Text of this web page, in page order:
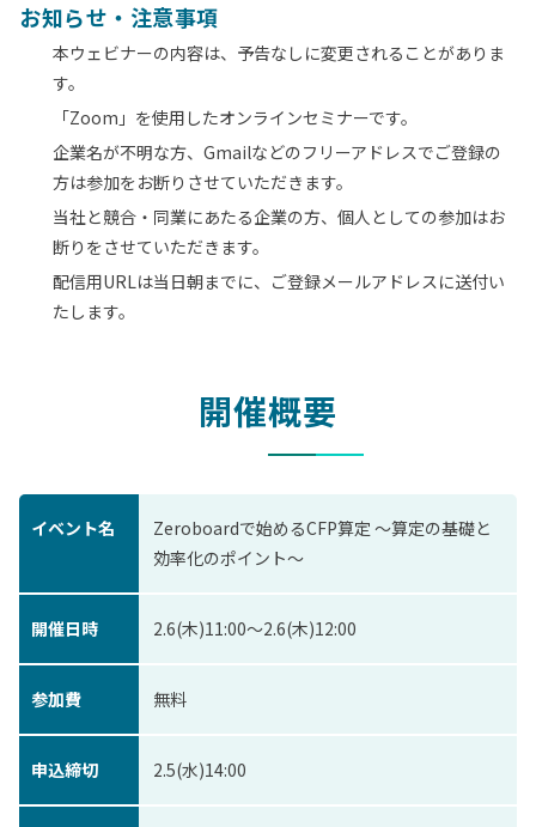
お知らせ・注意事項
本ウェビナーの内容は、予告なしに変更されることがありま
す。
「Zoom」を使用したオンラインセミナーです。
企業名が不明な方、Gmailなどのフリーアドレスでご登録の
方は参加をお断りさせていただきます。
当社と競合・同業にあたる企業の方、個人としての参加はお
断りをさせていただきます。
配信用URLは当日朝までに、ご登録メールアドレスに送付い
たします。
開催概要
イベント名
Zeroboardで始めるCFP算定 ～算定の基礎と
効率化のポイント～
開催日時 2.6(木)11:00〜2.6(木)12:00
参加費 無料
申込締切 2.5(水)14:00